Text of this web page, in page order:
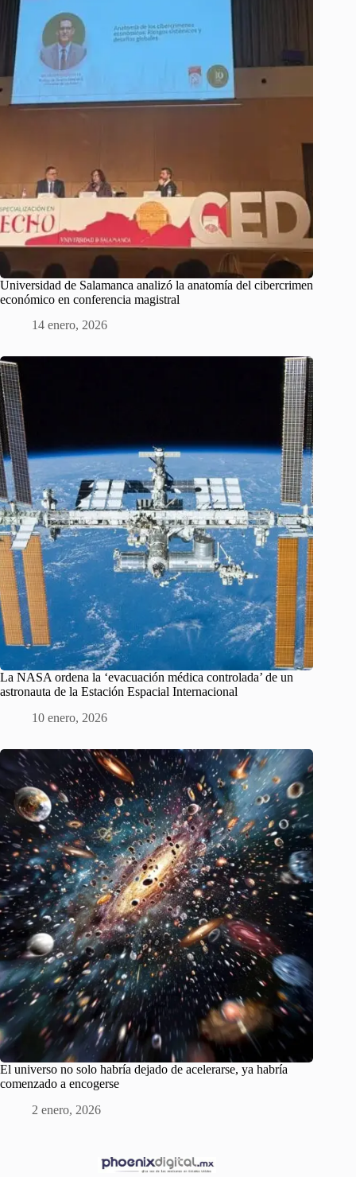
Universidad de Salamanca analizó la anatomía del cibercrimen
económico en conferencia magistral
14 enero, 2026
La NASA ordena la ‘evacuación médica controlada’ de un
astronauta de la Estación Espacial Internacional
10 enero, 2026
El universo no solo habría dejado de acelerarse, ya habría
comenzado a encogerse
2 enero, 2026